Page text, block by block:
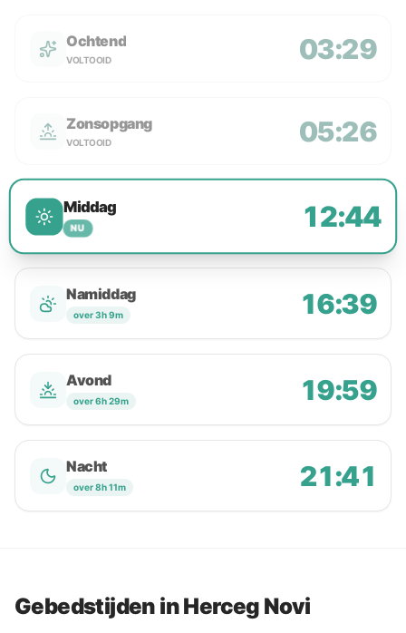
Ochtend
VOLTOOID 03:29
Zonsopgang
VOLTOOID 05:26
Middag
NU 12:44
Namiddag
over 3h 9m 16:39
Avond
over 6h 29m 19:59
Nacht
over 8h 11m 21:41
Gebedstijden in Herceg Novi